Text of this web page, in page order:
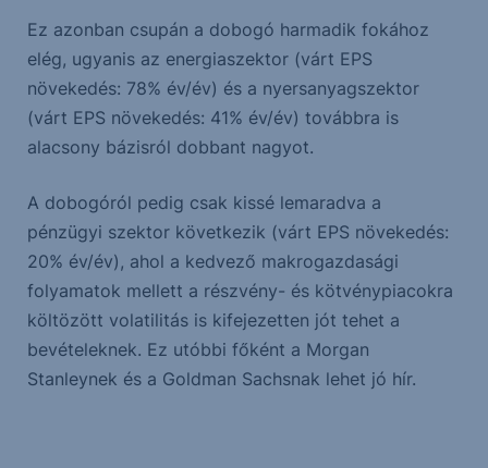
Ez azonban csupán a dobogó harmadik fokához
elég, ugyanis az energiaszektor (várt EPS
növekedés: 78% év/év) és a nyersanyagszektor
(várt EPS növekedés: 41% év/év) továbbra is
alacsony bázisról dobbant nagyot.
A dobogóról pedig csak kissé lemaradva a
pénzügyi szektor következik (várt EPS növekedés:
20% év/év), ahol a kedvező makrogazdasági
folyamatok mellett a részvény- és kötvénypiacokra
költözött volatilitás is kifejezetten jót tehet a
bevételeknek. Ez utóbbi főként a Morgan
Stanleynek és a Goldman Sachsnak lehet jó hír.